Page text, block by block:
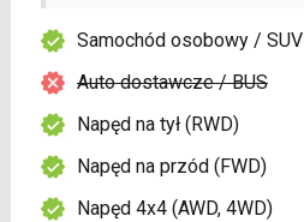
Samochód osobowy / SUV
Auto dostawcze / BUS
Napęd na tył (RWD)
Napęd na przód (FWD)
Napęd 4x4 (AWD, 4WD)